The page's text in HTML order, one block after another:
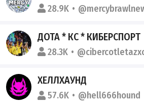
28.9K
ДОТА * КС * КИБЕРСПОРТ
28.3K
ХЕЛЛХАУНД
57.6K @hell666hound